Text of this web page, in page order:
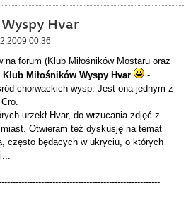
Hvar
00:36
na forum (Klub Miłośników Mostaru oraz
Klub Miłośników Wyspy Hvar
-
chorwackich wysp. Jest ona jednym z
urzekł Hvar, do wrzucania zdjęć z
Otwieram też dyskusję na temat
często będących w ukryciu, o których